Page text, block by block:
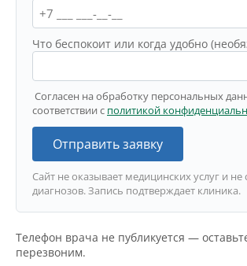
Что беспокоит или когда удобно
Согласен на обработку персональных
соответствии с политикой
Отправить заявку
Сайт не оказывает медицинских услуг и не
диагнозов. Запись подтверждает клиника.
Телефон врача не публикуется —
перезвоним.